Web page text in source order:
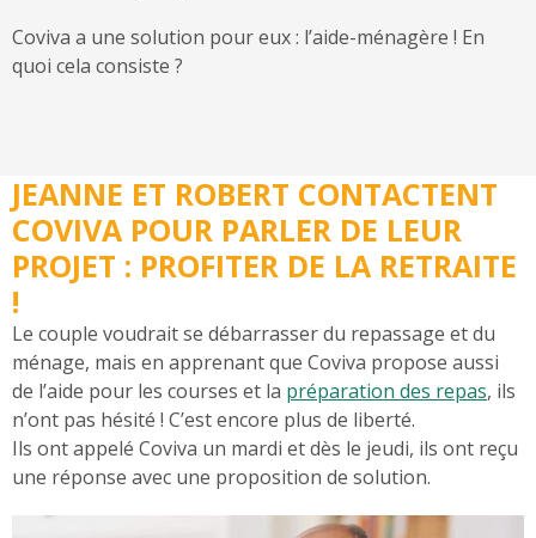
Coviva a une solution pour eux : l’aide-ménagère ! En
quoi cela consiste ?
JEANNE ET ROBERT CONTACTENT
COVIVA POUR PARLER DE LEUR
PROJET : PROFITER DE LA RETRAITE
!
Le couple voudrait se débarrasser du repassage et du
ménage, mais en apprenant que Coviva propose aussi
de l’aide pour les courses et la préparation des repas, ils
n’ont pas hésité ! C’est encore plus de liberté.
Ils ont appelé Coviva un mardi et dès le jeudi, ils ont reçu
une réponse avec une proposition de solution.